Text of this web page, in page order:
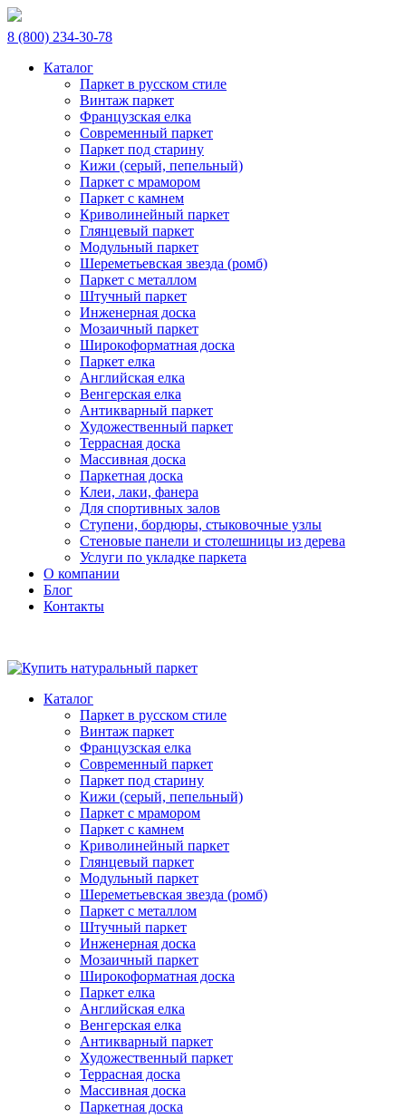
8 (800) 234-30-78
Каталог
Паркет в русском стиле
Винтаж паркет
Французская елка
Современный паркет
Паркет под старину
Кижи (серый, пепельный)
Паркет с мрамором
Паркет с камнем
Криволинейный паркет
Глянцевый паркет
Модульный паркет
Шереметьевская звезда (ромб)
Паркет с металлом
Штучный паркет
Инженерная доска
Мозаичный паркет
Широкоформатная доска
Паркет елка
Английская елка
Венгерская елка
Антикварный паркет
Художественный паркет
Террасная доска
Массивная доска
Паркетная доска
Клеи, лаки, фанера
Для спортивных залов
Ступени, бордюры, стыковочные узлы
Стеновые панели и столешницы из дерева
Услуги по укладке паркета
О компании
Блог
Контакты
Каталог
Паркет в русском стиле
Винтаж паркет
Французская елка
Современный паркет
Паркет под старину
Кижи (серый, пепельный)
Паркет с мрамором
Паркет с камнем
Криволинейный паркет
Глянцевый паркет
Модульный паркет
Шереметьевская звезда (ромб)
Паркет с металлом
Штучный паркет
Инженерная доска
Мозаичный паркет
Широкоформатная доска
Паркет елка
Английская елка
Венгерская елка
Антикварный паркет
Художественный паркет
Террасная доска
Массивная доска
Паркетная доска